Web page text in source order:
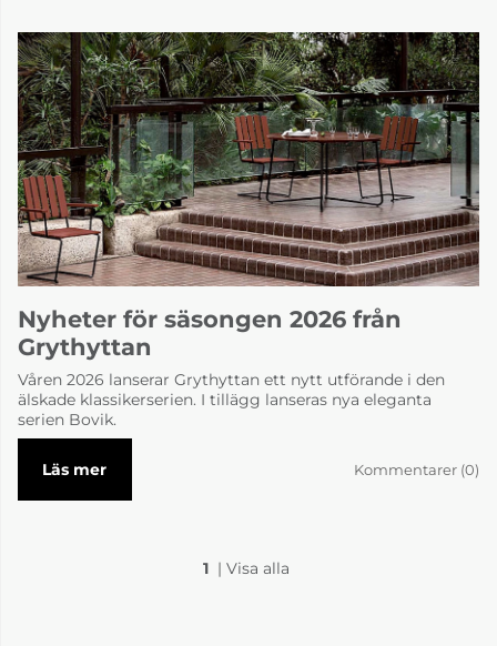
Nyheter för säsongen 2026 från
Grythyttan
Våren 2026 lanserar Grythyttan ett nytt utförande i den
älskade klassikerserien. I tillägg lanseras nya eleganta
serien Bovik.
Läs mer Kommentarer (0)
1 | Visa alla